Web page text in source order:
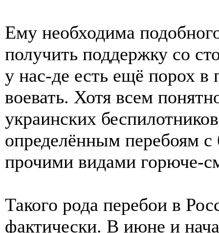
Ему необходима
получить поддержку со
у нас-де есть ещё порох
воевать. Хотя всем
украинских
определённым перебоям
прочими видами горюче-
Такого рода перебои в
фактически. В июне и